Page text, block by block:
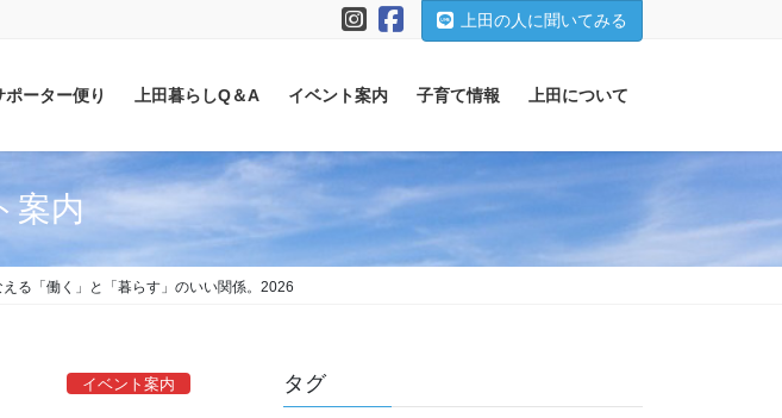
上田の人に聞いてみる
ポーター便り 上田暮らしQ＆A イベント案内 子育て情報 上田について
案内
る「働く」と「暮らす」のいい関係。2026
イベント案内 タグ